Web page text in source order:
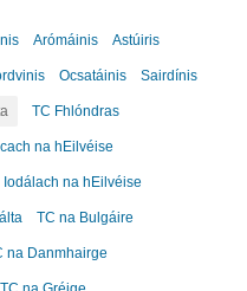
Arómáinis Astúiris
Ocsatáinis Sairdínis
TC Fhlóndras
na hEilvéise
Iodálach na hEilvéise
TC na Bulgáire
na Danmhairge